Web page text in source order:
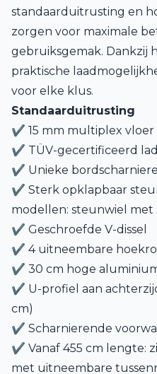
standaarduitrusting en
zorgen voor maximale
gebruiksgemak. Dankzij
praktische
voor elke klus.
Standaarduitrusting
✔ 15 mm multiplex vloer
✔ TÜV-gecertificeerd
✔ Unieke
✔ Sterk opklapbaar
modellen: steunwiel
✔ Geschroefde V-dissel
✔ 4 uitneembare
✔ 30 cm hoge
✔ U-profiel aan
cm)
✔ Scharnierende
✔ Vanaf 455 cm lengte:
met uitneembare